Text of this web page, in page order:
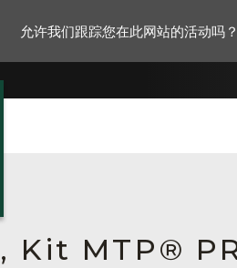
Kit MTP®
允许我们跟踪您在此网站的活动吗